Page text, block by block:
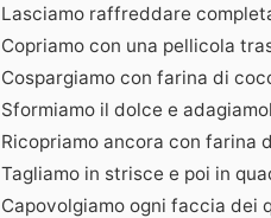
Lasciamo raffreddare
Copriamo con una pellicola
Cospargiamo con farina di
Sformiamo il dolce e
Ricopriamo ancora con farina
Tagliamo in strisce e poi in
Capovolgiamo ogni faccia dei